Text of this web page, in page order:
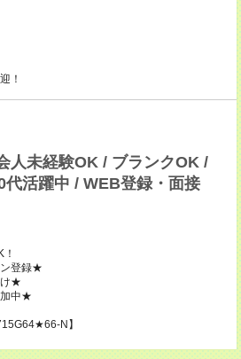
！
人未経験OK / ブランクOK /
代活躍中 / WEB登録・面接
ン登録★
け★
加中★
N】